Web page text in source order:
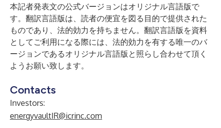
本記者発表文の公式バージョンはオリジナル言語版で
す。翻訳言語版は、読者の便宜を図る目的で提供された
ものであり、法的効力を持ちません。翻訳言語版を資料
としてご利用になる際には、法的効力を有する唯一のバ
ージョンであるオリジナル言語版と照らし合わせて頂く
ようお願い致します。
Contacts
Investors:
energyvaultIR@icrinc.com